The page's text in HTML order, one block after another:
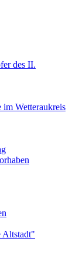
des II.
Wetteraukreis
Altstadt"